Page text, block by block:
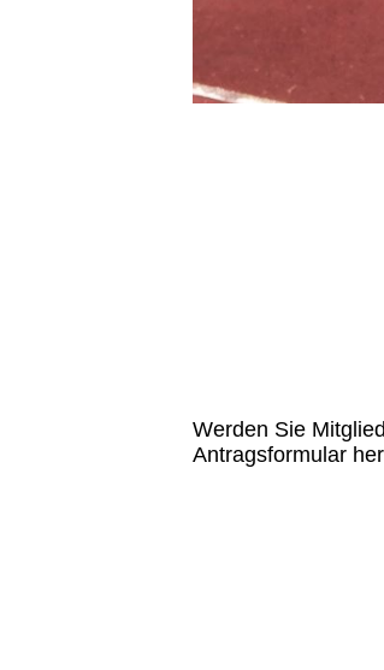
Werden Sie
Antragsformular